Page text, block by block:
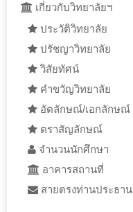
เกี่ยวกับวิทยาลัยฯ
ประวัติวิทยาลัย
ปรัชญาวิทยาลัย
วิสัยทัศน์
คำขวัญวิทยาลัย
อัตลักษณ์/เอกลักษณ์
ตราสัญลักษณ์
จำนวนนักศึกษา
อาคารสถานที่
สายตรงท่านประธาน